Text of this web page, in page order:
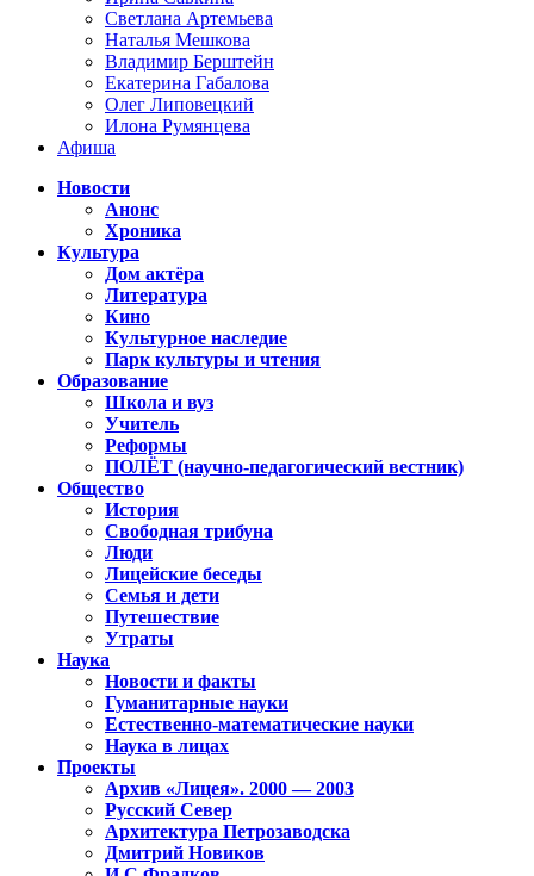
Светлана Артемьева
Наталья Мешкова
Владимир Берштейн
Екатерина Габалова
Олег Липовецкий
Илона Румянцева
Афиша
Новости
Анонс
Хроника
Культура
Дом актёра
Литература
Кино
Культурное наследие
Парк культуры и чтения
Образование
Школа и вуз
Учитель
Реформы
ПОЛЁТ (научно-педагогический вестник)
Общество
История
Свободная трибуна
Люди
Лицейские беседы
Семья и дети
Путешествие
Утраты
Наука
Новости и факты
Гуманитарные науки
Естественно-математические науки
Наука в лицах
Проекты
Архив «Лицея». 2000 — 2003
Русский Север
Архитектура Петрозаводска
Дмитрий Новиков